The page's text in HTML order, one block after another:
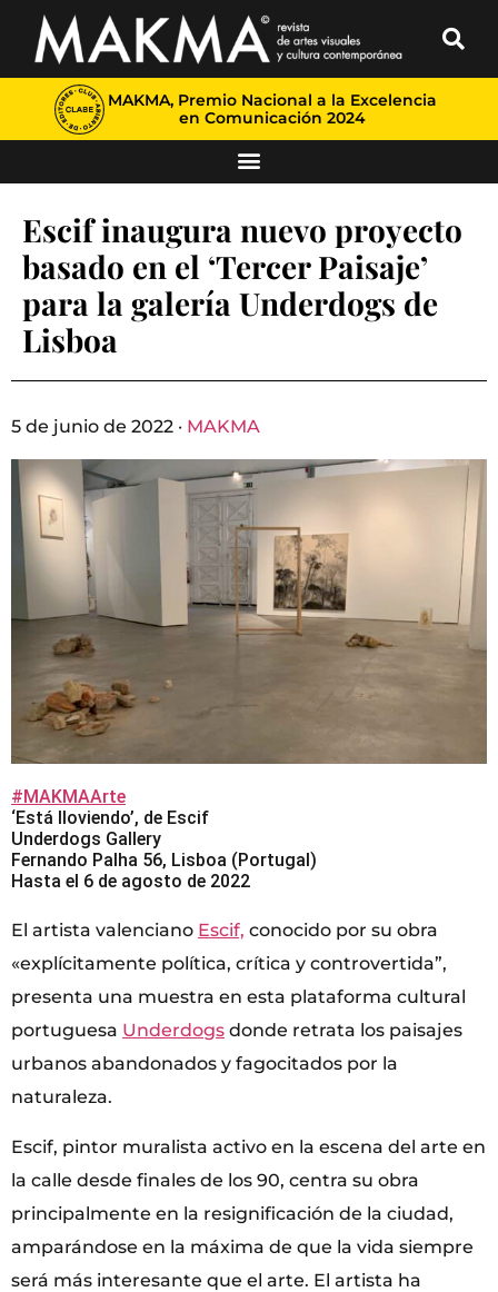
MAKMA, Premio Nacional a la Excelencia
en Comunicación 2024
Escif inaugura nuevo proyecto
basado en el ‘Tercer Paisaje’
para la galería Underdogs de
Lisboa
5 de junio de 2022 · MAKMA
#MAKMAArte
‘Está lloviendo’, de Escif
Underdogs Gallery
Fernando Palha 56, Lisboa (Portugal)
Hasta el 6 de agosto de 2022
El artista valenciano Escif, conocido por su obra
«explícitamente política, crítica y controvertida”,
presenta una muestra en esta plataforma cultural
portuguesa Underdogs donde retrata los paisajes
urbanos abandonados y fagocitados por la
naturaleza.
Escif, pintor muralista activo en la escena del arte en
la calle desde finales de los 90, centra su obra
principalmente en la resignificación de la ciudad,
amparándose en la máxima de que la vida siempre
será más interesante que el arte. El artista ha